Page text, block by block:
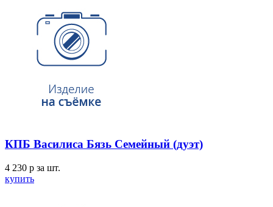
КПБ Василиса Бязь Семейный (дуэт)
4 230 p за шт.
купить